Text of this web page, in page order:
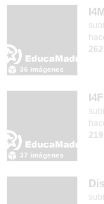
36 imágenes
262
37 imágenes
219